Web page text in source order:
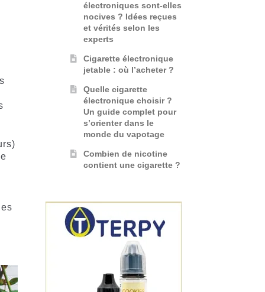
électroniques sont-elles
nocives ? Idées reçues
et vérités selon les
experts
Cigarette électronique
jetable : où l’acheter ?
Quelle cigarette
électronique choisir ?
Un guide complet pour
s’orienter dans le
monde du vapotage
Combien de nicotine
contient une cigarette ?